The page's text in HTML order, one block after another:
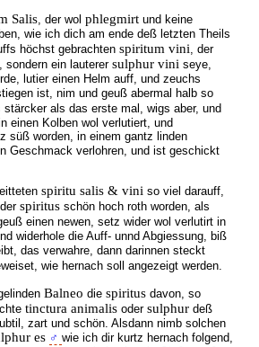
Salis, der wol phlegmirt und keine
wie ich dich am ende deß letzten Theils
höchst gebrachten spiritum vini, der
sondern ein lauterersulphur vini seye,
lutier einen Helm auff, und zeuchs
ist, nim und geuß abermal halb so
als das erste mal, wigs aber, und
einen Kolben wol verlutiert, und
süß worden, in einem gantz linden
Geschmack verlohren, und ist geschickt
spiritu salis & vini so viel darauff,
spiritus schön hoch roth worden, als
einen newen, setz wider wol verlutirt in
widerhole die Auff- unnd Abgiessung, biß
das verwahre, dann darinnen steckt
wie hernach soll angezeigt werden.
Balneo die spiritus davon, so
tinctura animalis oder sulphur deß
zart und schön. Alsdann nimb solchen
es ♂ wie ich dir kurtz hernach folgend,